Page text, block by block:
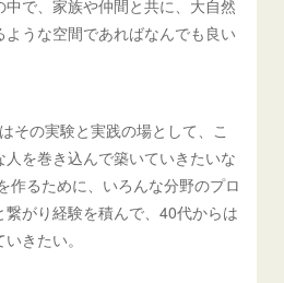
で、家族や仲間と共に、大自然
うな空間であればなんでも良い
その実験と実践の場として、こ
を巻き込んで築いていきたいな
作るために、いろんな分野のプロ
がり経験を積んで、40代からは
いきたい。